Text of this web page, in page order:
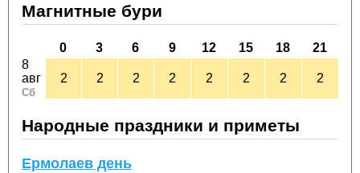
Магнитные бури
0 3 6 9 12 15 18
21
8
авг
Сб
2 2 2 2 2 2 2 2
Народные праздники и приметы
Ермолаев день